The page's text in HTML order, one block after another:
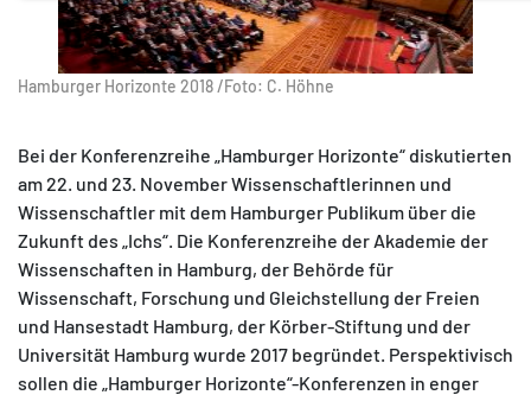
Hamburger Horizonte 2018 /Foto: C. Höhne
Bei der Konferenzreihe „Hamburger Horizonte“ diskutierten
am 22. und 23. November Wissenschaftlerinnen und
Wissenschaftler mit dem Hamburger Publikum über die
Zukunft des „Ichs“. Die Konferenzreihe der Akademie der
Wissenschaften in Hamburg, der Behörde für
Wissenschaft, Forschung und Gleichstellung der Freien
und Hansestadt Hamburg, der Körber-Stiftung und der
Universität Hamburg wurde 2017 begründet. Perspektivisch
sollen die „Hamburger Horizonte“-Konferenzen in enger
Technisch notwendig.
MATOMO (INTERNE STATISTIK)
Statistik Cookies erfassen Informationen anonym.
Diese Informationen helfen uns zu verstehen, wie
unsere Besucher unsere Website nutzen.
Matomo